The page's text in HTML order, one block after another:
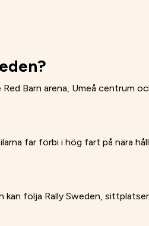
Barn arena, Umeå centrum
far förbi i hög fart på nära
följa Rally Sweden,